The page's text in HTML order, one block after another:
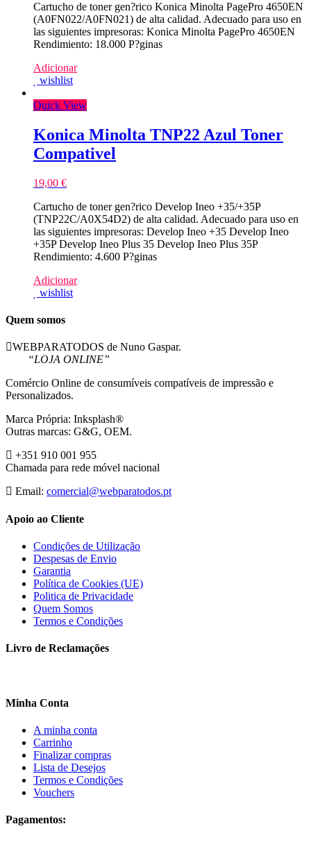
Cartucho de toner gen?rico Konica Minolta PagePro 4650EN
(A0FN022/A0FN021) de alta calidad. Adecuado para uso en
las siguientes impresoras: Konica Minolta PagePro 4650EN
Rendimiento: 18.000 P?ginas
Adicionar
wishlist
Quick View
Konica Minolta TNP22 Azul Toner
Compativel
19,00 €
Cartucho de toner gen?rico Develop Ineo +35/+35P
(TNP22C/A0X54D2) de alta calidad. Adecuado para uso en
las siguientes impresoras: Develop Ineo +35 Develop Ineo
+35P Develop Ineo Plus 35 Develop Ineo Plus 35P
Rendimiento: 4.600 P?ginas
Adicionar
wishlist
Quem somos
WEBPARATODOS de Nuno Gaspar.
“LOJA ONLINE”
Comércio Online de consumíveis compatíveis de impressão e
Personalizados.
Marca Própria: Inksplash®
Outras marcas: G&G, OEM.
+351 910 001 955
Chamada para rede móvel nacional
Email: comercial@webparatodos.pt
Apoio ao Cliente
Condições de Utilização
Despesas de Envio
Garantia
Política de Cookies (UE)
Politica de Privacidade
Quem Somos
Termos e Condições
Livro de Reclamações
Minha Conta
A minha conta
Carrinho
Finalizar compras
Lista de Desejos
Termos e Condições
Vouchers
Pagamentos: